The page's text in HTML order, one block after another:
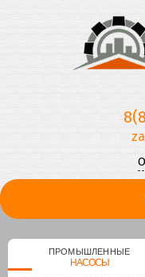
ПРОМЫШЛЕННЫЕ
НАСОСЫ